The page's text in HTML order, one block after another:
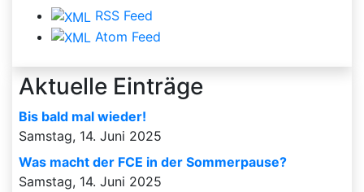
RSS Feed
Atom Feed
Aktuelle Einträge
Bis bald mal wieder!
Samstag, 14. Juni 2025
Was macht der FCE in der Sommerpause?
Samstag, 14. Juni 2025